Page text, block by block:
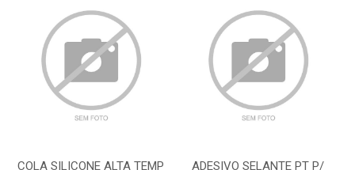
COLA SILICONE ALTA TEMP
ADESIVO SELANTE PT P/